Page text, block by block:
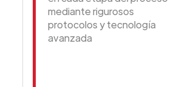
mediante rigurosos
protocolos y tecnología
avanzada